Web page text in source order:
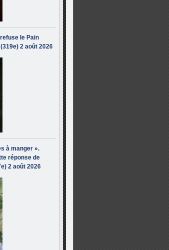
le Pain
2 août 2026
à manger ».
réponse de
2 août 2026